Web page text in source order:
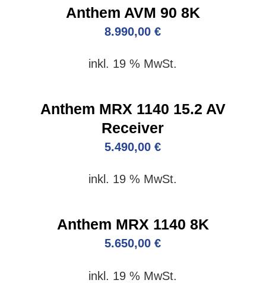
Anthem AVM 90 8K
8.990,00€
inkl. 19 % MwSt.
Anthem MRX 1140 15.2 AV
Receiver
5.490,00€
inkl. 19 % MwSt.
Anthem MRX 1140 8K
5.650,00€
inkl. 19 % MwSt.